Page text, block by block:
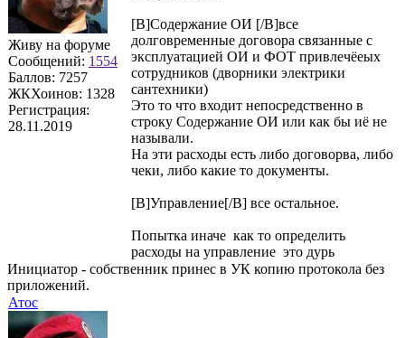
Живу на форуме
Сообщений: 1554
Баллов: 7257
ЖКХоинов: 1328
Регистрация:
28.11.2019
[B]Содержание ОИ [/B]все
долговременные договора связанные с
эксплуатацией ОИ и ФОТ привлечёеых
сотрудников (дворники электрики
сантехники)
Это то что входит непосредственно в
строку Содержание ОИ или как бы иё не
называли.
На эти расходы есть либо договорва, либо
чеки, либо какие то документы.
[B]Управление[/B] все остальное.
Попытка иначе как то определить
расходы на управление это дурь
Инициатор - собственник принес в УК копию протокола без
приложений.
Атос